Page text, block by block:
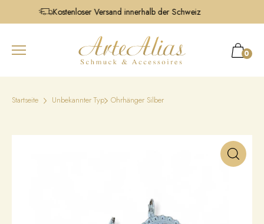
Kostenloser Versand innerhalb der Schweiz
0
Startseite Unbekannter Typ Ohrhänger Silber